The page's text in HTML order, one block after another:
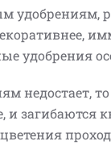
удобрениям,
удобрения
недостает,
и загибаются